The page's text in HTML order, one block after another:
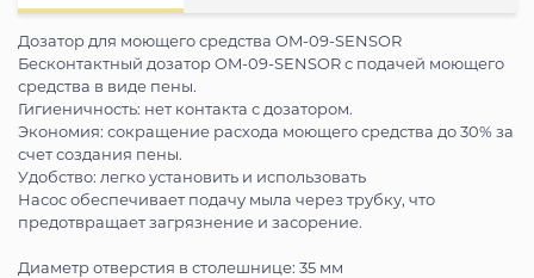
Дозатор для моющего средства OM-09-SENSOR
Бесконтактный дозатор OM-09-SENSOR с подачей моющего
средства в виде пены.
Гигиеничность: нет контакта с дозатором.
Экономия: сокращение расхода моющего средства до 30% за
счет создания пены.
Удобство: легко установить и использовать
Насос обеспечивает подачу мыла через трубку, что
предотвращает загрязнение и засорение.
Диаметр отверстия в столешнице: 35 мм